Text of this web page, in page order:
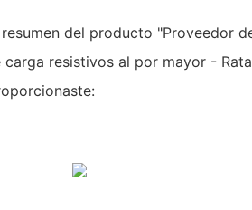
del producto "Proveedor
resistivos al por mayor -